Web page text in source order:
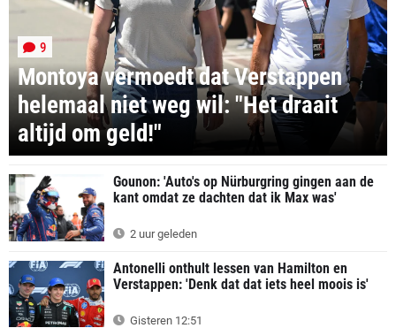
Montoya vermoedt dat Verstappen
helemaal niet weg wil: "Het draait
altijd om geld!"
9
Gounon: 'Auto's op Nürburgring gingen aan de
kant omdat ze dachten dat ik Max was'
2 uur geleden
Antonelli onthult lessen van Hamilton en
Verstappen: 'Denk dat dat iets heel moois is'
Gisteren 12:51